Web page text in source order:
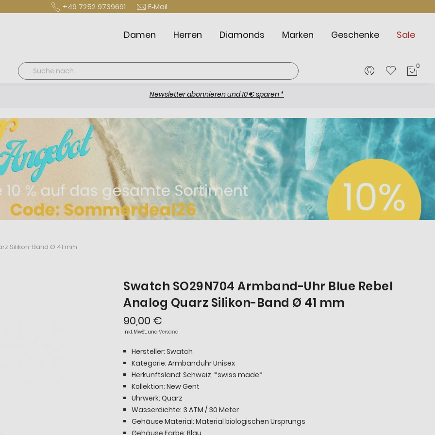
+49 7252 9739691 · E‑Mail
Damen Herren Diamonds Marken Geschenke Sale
Suche
0
Newsletter abonnieren und 10 € sparen *
Silikon-Band Ø 41 mm
Swatch SO29N704 Armband-Uhr Blue Rebel
Analog Quarz Silikon-Band Ø 41 mm
90,00 €
inkl. MwSt. und Versand
Hersteller: Swatch
Kategorie: Armbanduhr Unisex
Herkunftsland: Schweiz, *swiss made*
Kollektion: New Gent
Uhrwerk: Quarz
Wasserdichte: 3 ATM / 30 Meter
Gehäuse Material: Material biologischen Ursprungs